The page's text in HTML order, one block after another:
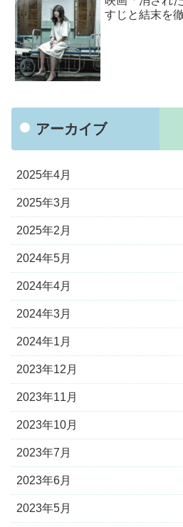
すじと結末を
アーカイブ
2025年4月
2025年3月
2025年2月
2024年5月
2024年4月
2024年3月
2024年1月
2023年12月
2023年11月
2023年10月
2023年7月
2023年6月
2023年5月